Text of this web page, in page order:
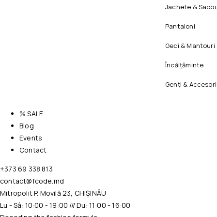
Jachete &
Pantaloni
Geci & Mantouri
Încălțăminte
Genți &
% SALE
Blog
Events
Contact
+373 69 338 813
contact@fcode.md
Mitropolit P. Movilă 23, CHIȘINĂU
Lu - Sâ: 10:00 - 19:00 /// Du: 11:00 - 16:00